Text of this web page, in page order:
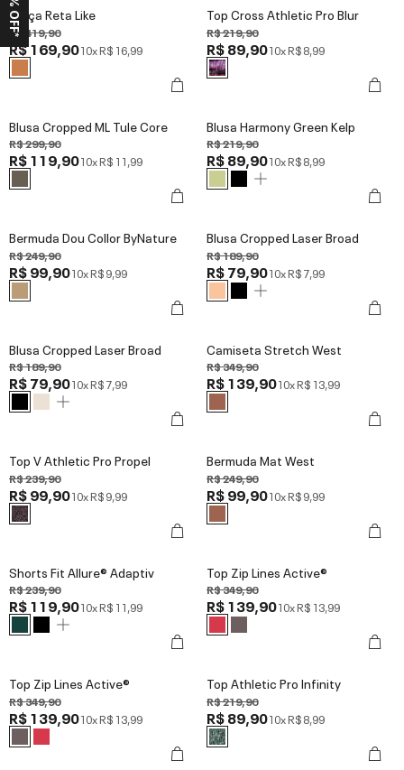
Calça Reta Like
R$ 419,90
R$ 169,9010xR$ 16,99
Top Cross Athletic Pro Blur
R$ 219,90
R$ 89,9010xR$ 8,99
Blusa Cropped ML Tule Core
R$ 299,90
R$ 119,9010xR$ 11,99
Blusa Harmony Green Kelp
R$ 219,90
R$ 89,9010xR$ 8,99
Bermuda Dou Collor ByNature
R$ 249,90
R$ 99,9010xR$ 9,99
Blusa Cropped Laser Broad
R$ 189,90
R$ 79,9010xR$ 7,99
Blusa Cropped Laser Broad
R$ 189,90
R$ 79,9010xR$ 7,99
Camiseta Stretch West
R$ 349,90
R$ 139,9010xR$ 13,99
Top V Athletic Pro Propel
R$ 239,90
R$ 99,9010xR$ 9,99
Bermuda Mat West
R$ 249,90
R$ 99,9010xR$ 9,99
Shorts Fit Allure® Adaptiv
R$ 239,90
R$ 119,9010xR$ 11,99
Top Zip Lines Active®
R$ 349,90
R$ 139,9010xR$ 13,99
Top Zip Lines Active®
R$ 349,90
R$ 139,9010xR$ 13,99
Top Athletic Pro Infinity
R$ 219,90
R$ 89,9010xR$ 8,99